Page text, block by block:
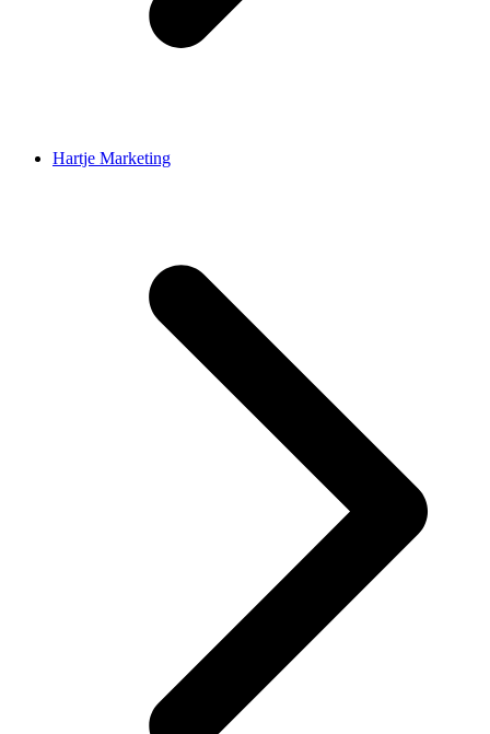
Hartje Marketing